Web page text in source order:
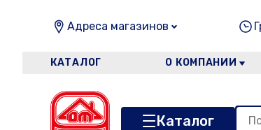
Адреса магазинов
КАТАЛОГ О КОМПАНИИ
Каталог